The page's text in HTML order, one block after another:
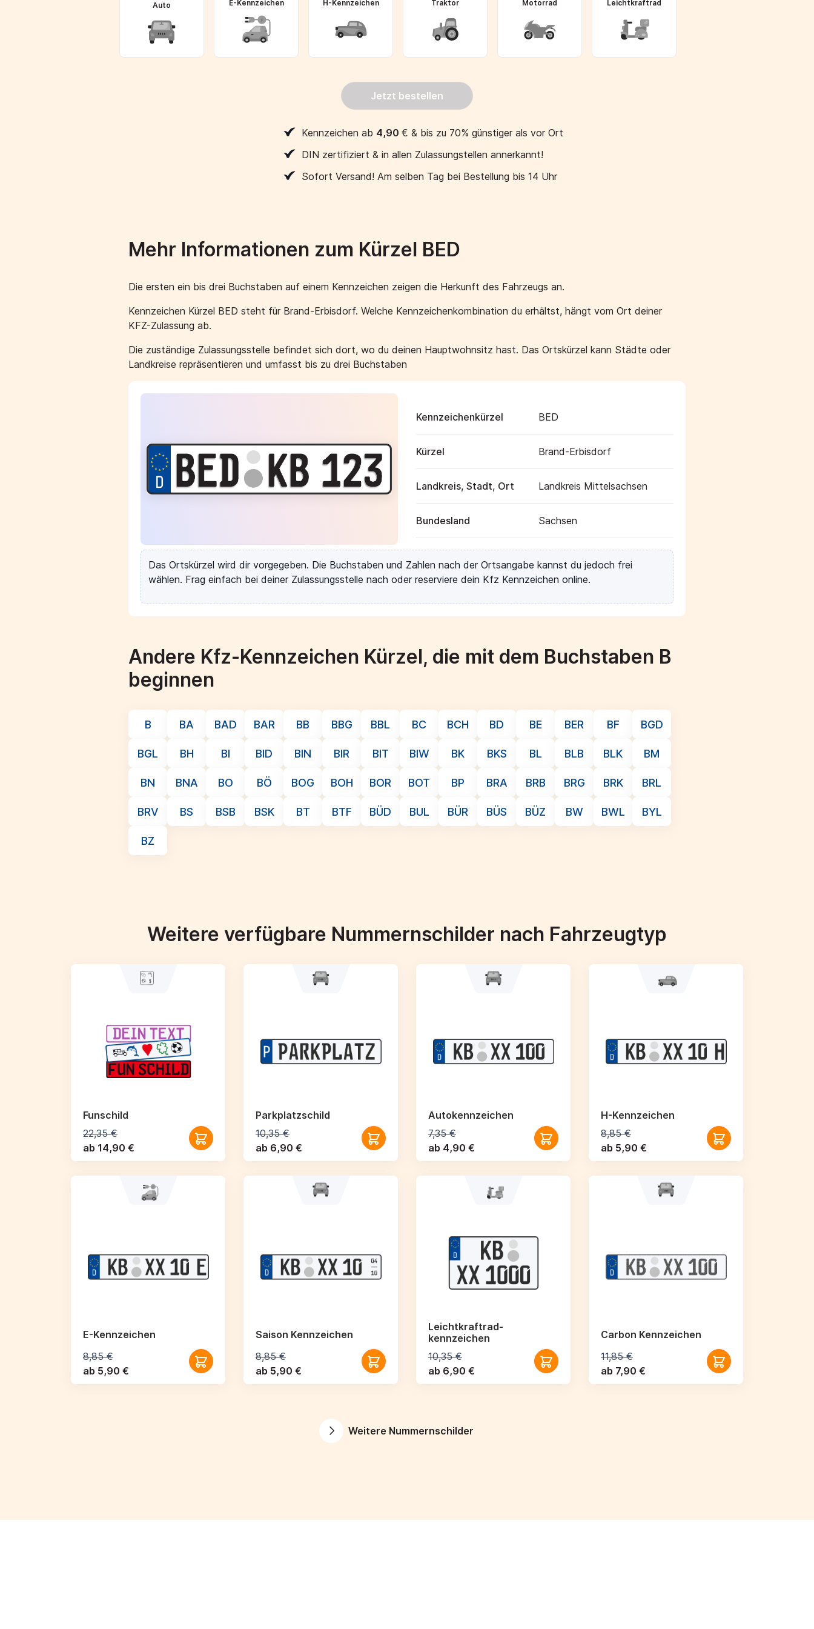
Auto E-Kennzeichen H-Kennzeichen Traktor Motorrad Leichtkraftrad
Jetzt bestellen
Kennzeichen ab 4,90 € & bis zu 70% günstiger als vor Ort
DIN zertifiziert & in allen Zulassungstellen annerkannt!
Sofort Versand! Am selben Tag bei Bestellung bis 14 Uhr
Mehr Informationen zum Kürzel BED
Die ersten ein bis drei Buchstaben auf einem Kennzeichen zeigen die Herkunft des Fahrzeugs an.
Kennzeichen Kürzel BED steht für Brand-Erbisdorf. Welche Kennzeichenkombination du erhältst, hängt vom Ort deiner
KFZ-Zulassung ab.
Die zuständige Zulassungsstelle befindet sich dort, wo du deinen Hauptwohnsitz hast. Das Ortskürzel kann Städte oder
Landkreise repräsentieren und umfasst bis zu drei Buchstaben
Kennzeichenkürzel BED
Kürzel Brand-Erbisdorf
Landkreis, Stadt, Ort Landkreis Mittelsachsen
Bundesland Sachsen
Das Ortskürzel wird dir vorgegeben. Die Buchstaben und Zahlen nach der Ortsangabe kannst du jedoch frei
wählen. Frag einfach bei deiner Zulassungsstelle nach oder reserviere dein Kfz Kennzeichen online.
Andere Kfz-Kennzeichen Kürzel, die mit dem Buchstaben B
beginnen
B BA BAD BAR BB BBG BBL BC BCH BD BE BER BF BGD
BGL BH BI BID BIN BIR BIT BIW BK BKS BL BLB BLK BM
BN BNA BO BÖ BOG BOH BOR BOT BP BRA BRB BRG BRK BRL
BRV BS BSB BSK BT BTF BÜD BUL BÜR BÜS BÜZ BW BWL BYL
BZ
Weitere verfügbare Nummernschilder nach Fahrzeugtyp
Funschild
22,35 €
ab 14,90 €
Parkplatzschild
10,35 €
ab 6,90 €
Autokennzeichen
7,35 €
ab 4,90 €
H-Kennzeichen
8,85 €
ab 5,90 €
E-Kennzeichen
8,85 €
ab 5,90 €
Saison Kennzeichen
8,85 €
ab 5,90 €
Leichtkraftrad­
kennzeichen
10,35 €
ab 6,90 €
Carbon Kennzeichen
11,85 €
ab 7,90 €
Weitere Nummernschilder